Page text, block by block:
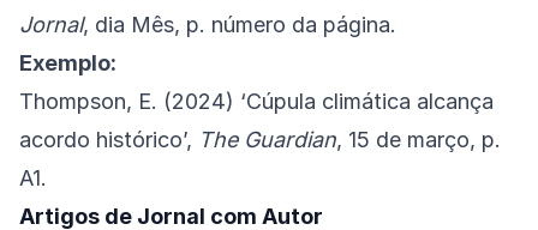
Jornal, dia Mês, p. número da página.
Exemplo:
Thompson, E. (2024) ‘Cúpula climática alcança
acordo histórico’, The Guardian, 15 de março, p.
A1.
Artigos de Jornal com Autor